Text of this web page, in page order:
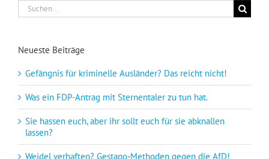
Suche
nach:
Neueste Beiträge
Gefängnis für kriminelle Ausländer? Das reicht nicht!
Was ein FDP-Antrag mit Sternentaler zu tun hat.
Sie hassen euch, aber ihr sollt euch für sie abknallen
lassen?
Weidel verhaften? Gestapo-Methoden gegen die AfD!